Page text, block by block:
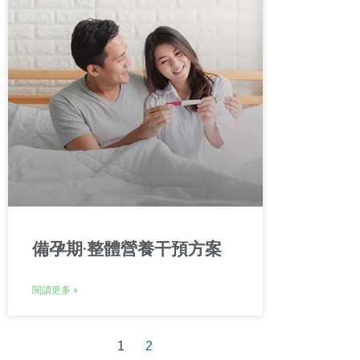
備孕期·整體營養干預方案
閱讀更多 »
1 2